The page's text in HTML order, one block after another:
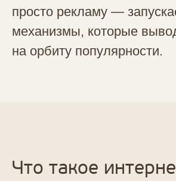
просто рекламу —
механизмы, которые
на орбиту популярности.
Что такое